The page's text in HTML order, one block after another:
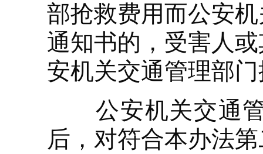
部抢救费用而公安
通知书的，受害人
安机关交通管理部
公安机关交通管
后，对符合本办法